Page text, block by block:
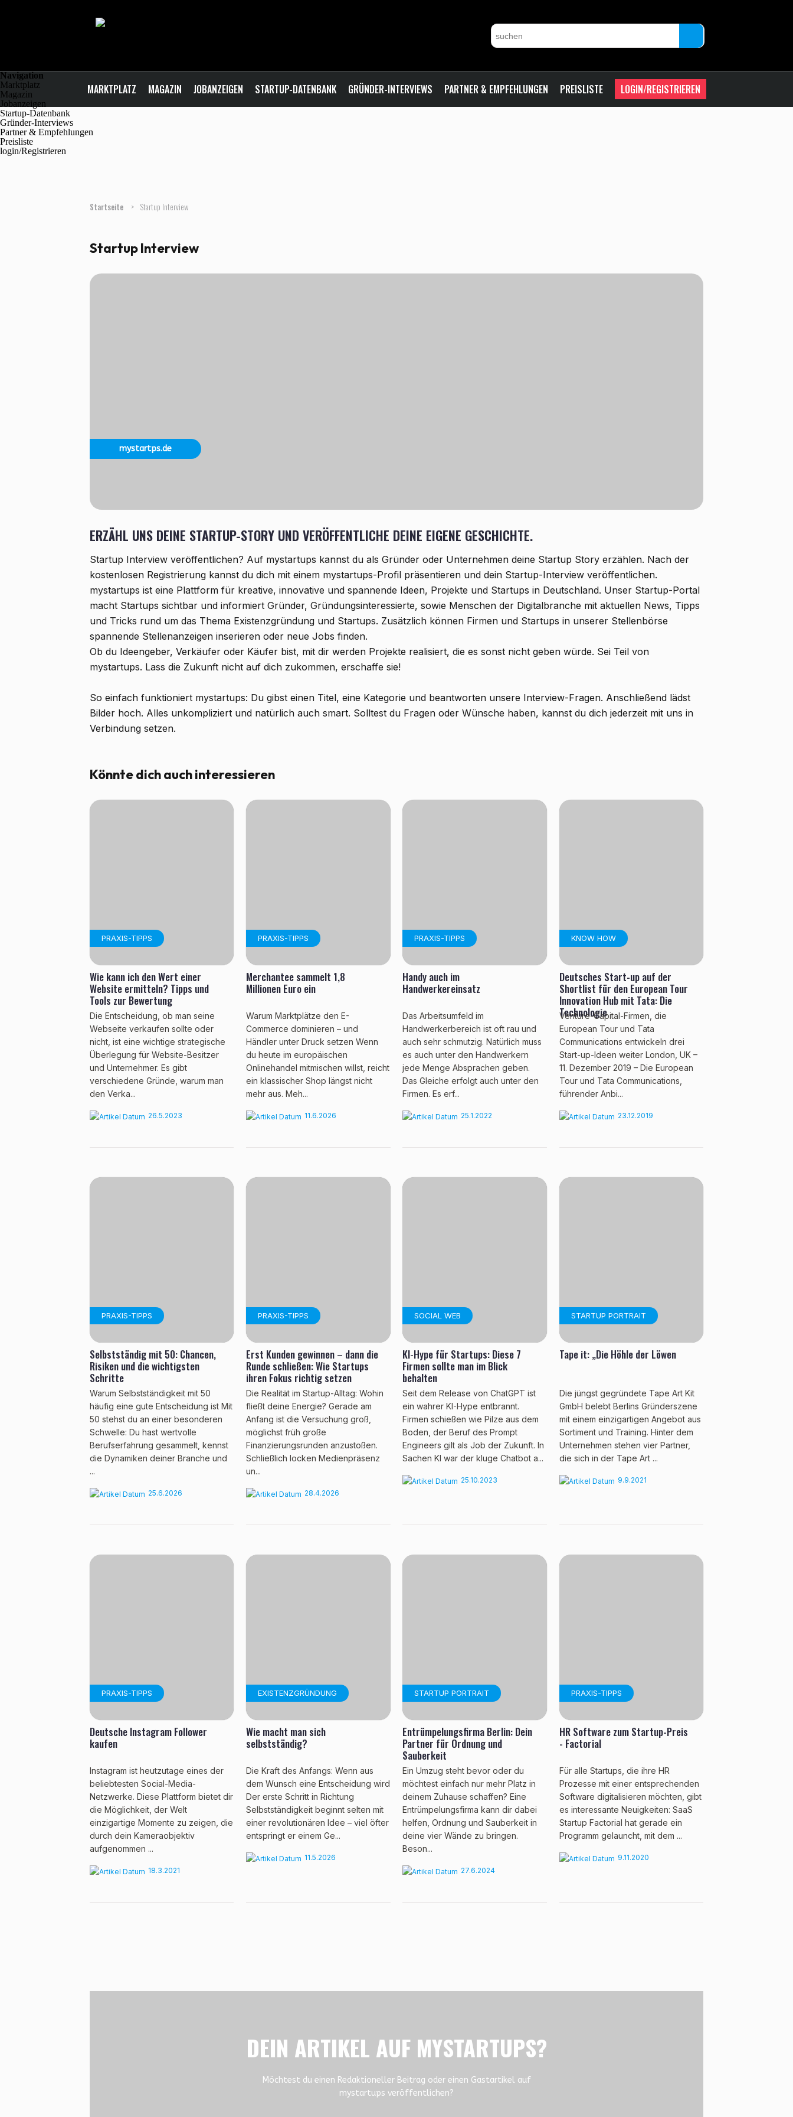
MARKTPLATZ MAGAZIN JOBANZEIGEN STARTUP-DATENBANK GRÜNDER-INTERVIEWS PARTNER & EMPFEHLUNGEN PREISLISTE LOGIN/REGISTRIEREN
Navigation
Marktplatz
Magazin
Jobanzeigen
Startup-Datenbank
Gründer-Interviews
Partner & Empfehlungen
Preisliste
login/Registrieren
Startseite > Startup Interview
Startup Interview
mystartps.de
ERZÄHL UNS DEINE STARTUP-STORY UND VERÖFFENTLICHE DEINE EIGENE GESCHICHTE.
Startup Interview veröffentlichen? Auf mystartups kannst du als Gründer oder Unternehmen deine Startup Story erzählen. Nach der
kostenlosen Registrierung kannst du dich mit einem mystartups-Profil präsentieren und dein Startup-Interview veröffentlichen.
mystartups ist eine Plattform für kreative, innovative und spannende Ideen, Projekte und Startups in Deutschland. Unser Startup-Portal
macht Startups sichtbar und informiert Gründer, Gründungsinteressierte, sowie Menschen der Digitalbranche mit aktuellen News, Tipps
und Tricks rund um das Thema Existenzgründung und Startups. Zusätzlich können Firmen und Startups in unserer Stellenbörse
spannende Stellenanzeigen inserieren oder neue Jobs finden.
Ob du Ideengeber, Verkäufer oder Käufer bist, mit dir werden Projekte realisiert, die es sonst nicht geben würde. Sei Teil von
mystartups. Lass die Zukunft nicht auf dich zukommen, erschaffe sie!
So einfach funktioniert mystartups: Du gibst einen Titel, eine Kategorie und beantworten unsere Interview-Fragen. Anschließend lädst
Bilder hoch. Alles unkompliziert und natürlich auch smart. Solltest du Fragen oder Wünsche haben, kannst du dich jederzeit mit uns in
Verbindung setzen.
Könnte dich auch interessieren
PRAXIS-TIPPS
Wie kann ich den Wert einer
Website ermitteln? Tipps und
Tools zur Bewertung
Die Entscheidung, ob man seine
Webseite verkaufen sollte oder
nicht, ist eine wichtige strategische
Überlegung für Website-Besitzer
und Unternehmer. Es gibt
verschiedene Gründe, warum man
den Verka...
26.5.2023
PRAXIS-TIPPS
Merchantee sammelt 1,8
Millionen Euro ein
Warum Marktplätze den E-
Commerce dominieren – und
Händler unter Druck setzen Wenn
du heute im europäischen
Onlinehandel mitmischen willst, reicht
ein klassischer Shop längst nicht
mehr aus. Meh...
11.6.2026
PRAXIS-TIPPS
Handy auch im
Handwerkereinsatz
Das Arbeitsumfeld im
Handwerkerbereich ist oft rau und
auch sehr schmutzig. Natürlich muss
es auch unter den Handwerkern
jede Menge Absprachen geben.
Das Gleiche erfolgt auch unter den
Firmen. Es erf...
25.1.2022
KNOW HOW
Deutsches Start-up auf der
Shortlist für den European Tour
Innovation Hub mit Tata: Die
Technologie
Venture-Capital-Firmen, die
European Tour und Tata
Communications entwickeln drei
Start-up-Ideen weiter London, UK –
11. Dezember 2019 – Die European
Tour und Tata Communications,
führender Anbi...
23.12.2019
PRAXIS-TIPPS
Selbstständig mit 50: Chancen,
Risiken und die wichtigsten
Schritte
Warum Selbstständigkeit mit 50
häufig eine gute Entscheidung ist Mit
50 stehst du an einer besonderen
Schwelle: Du hast wertvolle
Berufserfahrung gesammelt, kennst
die Dynamiken deiner Branche und
...
25.6.2026
PRAXIS-TIPPS
Erst Kunden gewinnen – dann die
Runde schließen: Wie Startups
ihren Fokus richtig setzen
Die Realität im Startup-Alltag: Wohin
fließt deine Energie? Gerade am
Anfang ist die Versuchung groß,
möglichst früh große
Finanzierungsrunden anzustoßen.
Schließlich locken Medienpräsenz
un...
28.4.2026
SOCIAL WEB
KI-Hype für Startups: Diese 7
Firmen sollte man im Blick
behalten
Seit dem Release von ChatGPT ist
ein wahrer KI-Hype entbrannt.
Firmen schießen wie Pilze aus dem
Boden, der Beruf des Prompt
Engineers gilt als Job der Zukunft. In
Sachen KI war der kluge Chatbot a...
25.10.2023
STARTUP PORTRAIT
Tape it: „Die Höhle der Löwen
Die jüngst gegründete Tape Art Kit
GmbH belebt Berlins Gründerszene
mit einem einzigartigen Angebot aus
Sortiment und Training. Hinter dem
Unternehmen stehen vier Partner,
die sich in der Tape Art ...
9.9.2021
PRAXIS-TIPPS
Deutsche Instagram Follower
kaufen
Instagram ist heutzutage eines der
beliebtesten Social-Media-
Netzwerke. Diese Plattform bietet dir
die Möglichkeit, der Welt
einzigartige Momente zu zeigen, die
durch dein Kameraobjektiv
aufgenommen ...
18.3.2021
EXISTENZGRÜNDUNG
Wie macht man sich
selbstständig?
Die Kraft des Anfangs: Wenn aus
dem Wunsch eine Entscheidung wird
Der erste Schritt in Richtung
Selbstständigkeit beginnt selten mit
einer revolutionären Idee – viel öfter
entspringt er einem Ge...
11.5.2026
STARTUP PORTRAIT
Entrümpelungsfirma Berlin: Dein
Partner für Ordnung und
Sauberkeit
Ein Umzug steht bevor oder du
möchtest einfach nur mehr Platz in
deinem Zuhause schaffen? Eine
Entrümpelungsfirma kann dir dabei
helfen, Ordnung und Sauberkeit in
deine vier Wände zu bringen.
Beson...
27.6.2024
PRAXIS-TIPPS
HR Software zum Startup-Preis
- Factorial
Für alle Startups, die ihre HR
Prozesse mit einer entsprechenden
Software digitalisieren möchten, gibt
es interessante Neuigkeiten: SaaS
Startup Factorial hat gerade ein
Programm gelauncht, mit dem ...
9.11.2020
DEIN ARTIKEL AUF MYSTARTUPS?
Möchtest du einen Redaktioneller Beitrag oder einen Gastartikel auf
mystartups veröffentlichen?